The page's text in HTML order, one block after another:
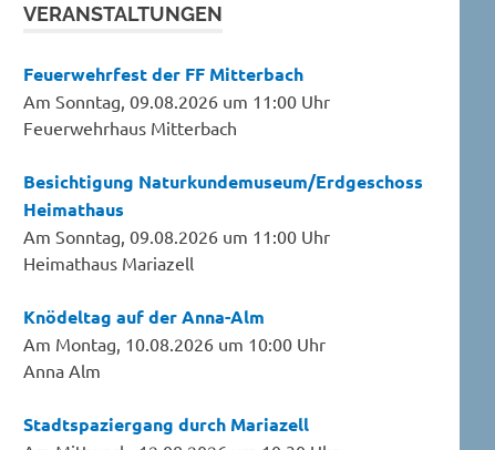
VERANSTALTUNGEN
Feuerwehrfest der FF Mitterbach
Am Sonntag, 09.08.2026 um 11:00 Uhr
Feuerwehrhaus Mitterbach
Besichtigung Naturkundemuseum/Erdgeschoss
Heimathaus
Am Sonntag, 09.08.2026 um 11:00 Uhr
Heimathaus Mariazell
Knödeltag auf der Anna-Alm
Am Montag, 10.08.2026 um 10:00 Uhr
Anna Alm
Stadtspaziergang durch Mariazell